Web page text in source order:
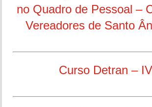
no Quadro de Pessoal –
Vereadores de Santo
Curso Detran –